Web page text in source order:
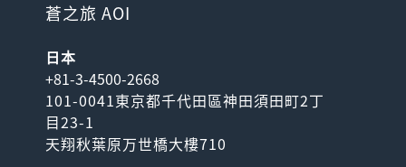
蒼之旅 AOI
日本
+81-3-4500-2668
101-0041東京都千代田區神田須田町2丁
目23-1
天翔秋葉原万世橋大樓710